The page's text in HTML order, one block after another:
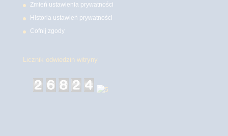
Zmień ustawienia prywatności
Historia ustawień prywatności
Cofnij zgody
Licznik odwiedzin witryny